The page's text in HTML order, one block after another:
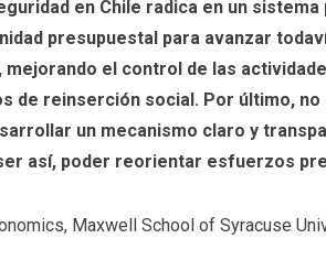
en Chile radica en un
presupuestal para avanzar
el control de las
de reinserción social. Por último,
un mecanismo claro y
así, poder reorientar esfuerzos
Maxwell School of Syracuse